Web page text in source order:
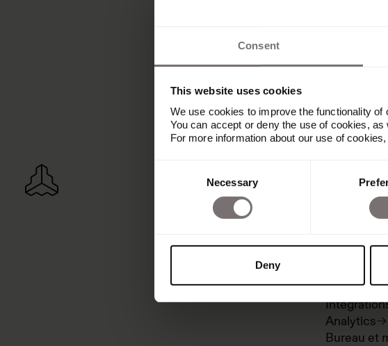
Consent
This website uses cookies
We use cookies to improve the functionality
You can accept or deny the use of cookies,
For more information about our use of
Necessary
Deny
Vue
Built with
AI at
Digital
Templates
Analytics
Bureau et